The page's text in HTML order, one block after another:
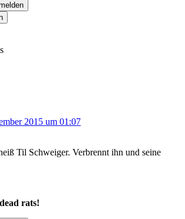
2015 um 01:07
Til Schweiger. Verbrennt ihn und seine
rats!